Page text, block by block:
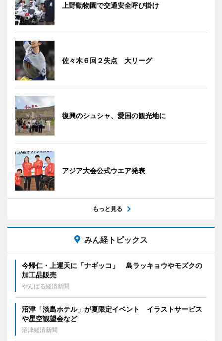
上野動物園で交通安全呼び掛け
佐々木６回２失点 大リーグ
復興のシュシャ、愛国の観光地に
アジア大会公式ウエア発表
もっと見る
みん経トピックス
今帰仁・上運天に「ナギッコ」 島ラッキョウやモズクの
加工品販売
やんばる経済新聞
沼津「淡島ホテル」が夏限定イベント イラストサービス
や星空観望会など
沼津経済新聞